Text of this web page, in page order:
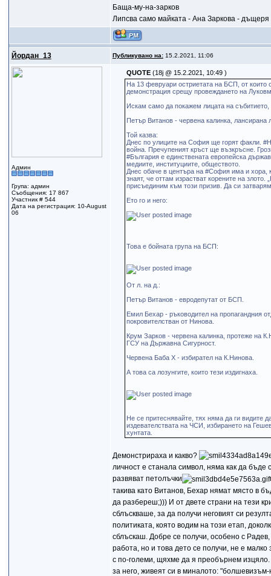
Баща-му-на-зарков
Липсва само майката - Ана Заркова -
Йордан_13 Публикувано на:15.2.2021, 11:06
Админ
Група: админ
Съобщения: 17 867
Участник # 544
Дата на регистрация: 10-August
06
QUOTE (18j @ 15.2.2021, 10:49 )
На 13 февруари остриетата на БСП, от които
демонстрация срещу провеждането на
Искам само да покажем лицата на
Петър Витанов - червена калинка,
Той казва:
Днес по улиците на София ще горят факли.
война. Пречупеният кръст ще възкръсне.
#България е единствената европейска
медиите, институциите, обществото.
Днес обаче в центъра на #София има и хора,
знаят, че оттам израстват корените на
присъединим към този призив. Да си
Ето го и него:
Това е бойната група на БСП:
От л. на д.:
Петър Витанов - евродепутат от БСП.
Емил Бехар - ръководител на пропагандния
покровителстван от Нинова.
Крум Зарков - червена калинка, протеже на
ГСУ на Държавна Сигурност.
Червена Баба Х - избирател на К.Нинова.
А това са лозунгите, които тези издигнаха.
Не се притеснявайте, тях няма да ги видите
издевателствата на ЧСИ, избирането на
хунтата.
Демонстрираха и какво?
личност е станала символ, няма как да
развяват петолъчки
такива като Витанов, Бехар нямат място в
да разбереш;))) И от двете страни на тези
сблъскваше, за да получи неговият си
политиката, която водим на този етап,
сблъскаш. Добре се получи, особено с
работа, но и това дето се получи, не е
с по-големи, щяхме да я преобърнем
за него, живеят си в миналото: